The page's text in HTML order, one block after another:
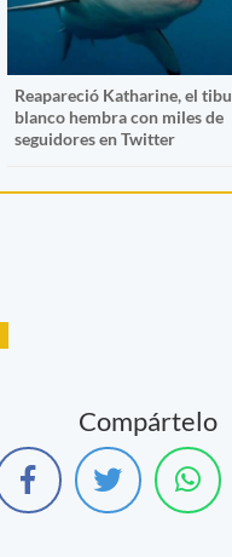
Reapareció Katharine, el
blanco hembra con miles de
seguidores en Twitter
Compártelo